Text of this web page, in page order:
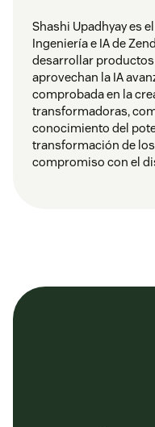
Shashi Upadhyay es
Ingeniería e IA de
desarrollar
aprovechan la IA
comprobada en la
transformadoras,
conocimiento del
transformación de
compromiso con el